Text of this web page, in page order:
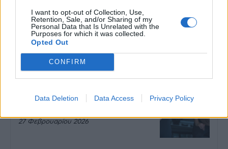
I want to opt-out of Collection, Use,
Retention, Sale, and/or Sharing of my
Personal Data that Is Unrelated with the
Purposes for which it was collected.
Opted Out
CONFIRM
Data Deletion Data Access Privacy Policy
Πάνω από 100 μωρά έχουν
γεννηθεί μέσω εξωσωματικής, με
την υποστήριξη της Be-Live
Μεταπροπονητική πείνα: Ο λόγος
που θέλεις να καταβροχθίσεις τα
27 Φεβρουαρίου 2026